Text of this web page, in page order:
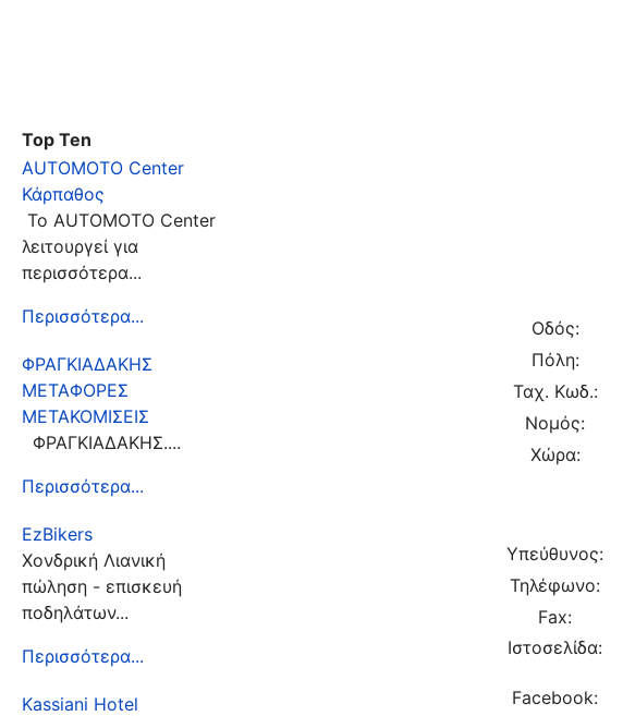
Top Ten
AUTOMOTO Center
Κάρπαθος
Το AUTOMOTO Center
λειτουργεί για
περισσότερα...
Περισσότερα...
ΦΡΑΓΚΙΑΔΑΚΗΣ
ΜΕΤΑΦΟΡΕΣ
ΜΕΤΑΚΟΜΙΣΕΙΣ
ΦΡΑΓΚΙΑΔΑΚΗΣ....
Περισσότερα...
EzBikers
Χονδρική Λιανική
πώληση - επισκευή
ποδηλάτων...
Περισσότερα...
Kassiani Hotel
Οδός:
Πόλη:
Ταχ. Κωδ.:
Νομός:
Χώρα:
Υπεύθυνος:
Τηλέφωνο:
Fax:
Ιστοσελίδα:
Facebook: